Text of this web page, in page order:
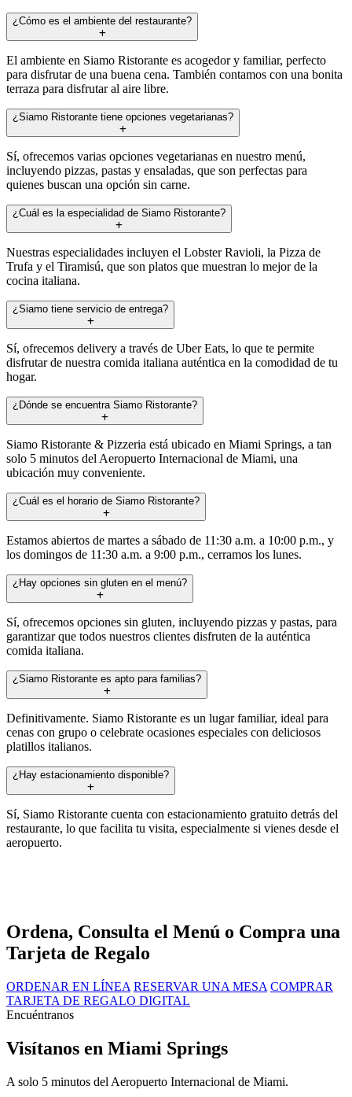
¿Cómo es el ambiente del restaurante?
El ambiente en Siamo Ristorante es acogedor y familiar, perfecto
para disfrutar de una buena cena. También contamos con una bonita
terraza para disfrutar al aire libre.
¿Siamo Ristorante tiene opciones vegetarianas?
Sí, ofrecemos varias opciones vegetarianas en nuestro menú,
incluyendo pizzas, pastas y ensaladas, que son perfectas para
quienes buscan una opción sin carne.
¿Cuál es la especialidad de Siamo Ristorante?
Nuestras especialidades incluyen el Lobster Ravioli, la Pizza de
Trufa y el Tiramisú, que son platos que muestran lo mejor de la
cocina italiana.
¿Siamo tiene servicio de entrega?
Sí, ofrecemos delivery a través de Uber Eats, lo que te permite
disfrutar de nuestra comida italiana auténtica en la comodidad de tu
hogar.
¿Dónde se encuentra Siamo Ristorante?
Siamo Ristorante & Pizzeria está ubicado en Miami Springs, a tan
solo 5 minutos del Aeropuerto Internacional de Miami, una
ubicación muy conveniente.
¿Cuál es el horario de Siamo Ristorante?
Estamos abiertos de martes a sábado de 11:30 a.m. a 10:00 p.m., y
los domingos de 11:30 a.m. a 9:00 p.m., cerramos los lunes.
¿Hay opciones sin gluten en el menú?
Sí, ofrecemos opciones sin gluten, incluyendo pizzas y pastas, para
garantizar que todos nuestros clientes disfruten de la auténtica
comida italiana.
¿Siamo Ristorante es apto para familias?
Definitivamente. Siamo Ristorante es un lugar familiar, ideal para
cenas con grupo o celebrate ocasiones especiales con deliciosos
platillos italianos.
¿Hay estacionamiento disponible?
Sí, Siamo Ristorante cuenta con estacionamiento gratuito detrás del
restaurante, lo que facilita tu visita, especialmente si vienes desde el
aeropuerto.
Ordena, Consulta el Menú o Compra una
Tarjeta de Regalo
ORDENAR EN LÍNEA RESERVAR UNA MESA COMPRAR
TARJETA DE REGALO DIGITAL
Encuéntranos
Visítanos en Miami Springs
A solo 5 minutos del Aeropuerto Internacional de Miami.